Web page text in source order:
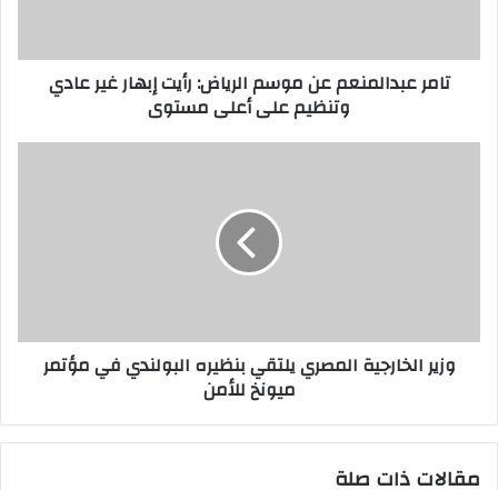
تامر عبدالمنعم عن موسم الرياض: رأيت إبهار غير عادي
وتنظيم على أعلى مستوى
وزير الخارجية المصري يلتقي بنظيره البولندي في مؤتمر
ميونخ للأمن
مقالات ذات صلة